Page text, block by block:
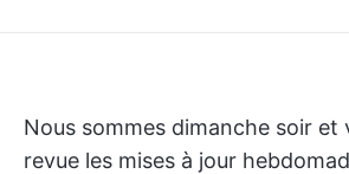
Nous sommes dimanche soir et
revue les mises à jour